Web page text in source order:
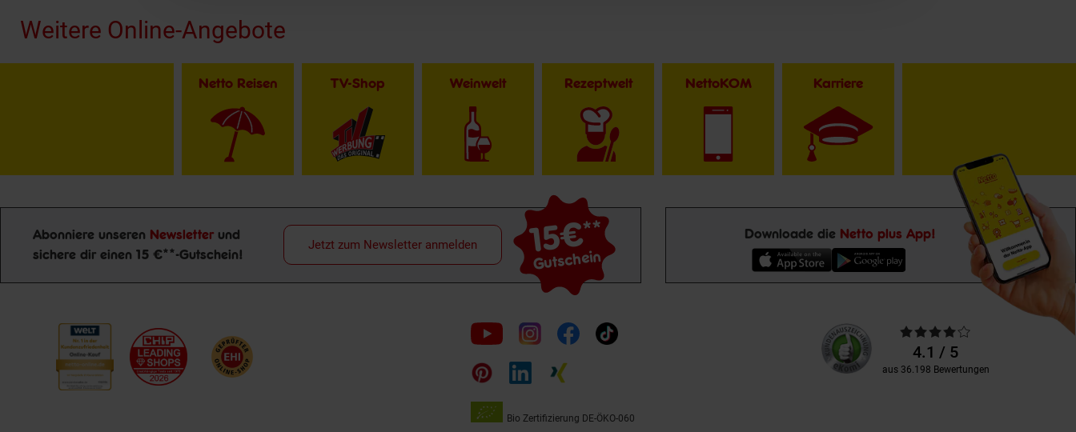
Weitere Online-Angebote
Netto Reisen TV-Shop Weinwelt Rezeptwelt NettoKOM Karriere
Newsletter Anmeldung
Abonniere unseren Newsletter und
sichere dir einen 15 €**-Gutschein!
15€**
Gutschein
Jetzt zum Newsletter anmelden
Downloade die Netto plus App!
Folge
uns
auf
Bio Zertifizierung DE-ÖKO-060
Unsere
Kundenbewertungen
Durchschnittliche
Bewertungen4.1 / 5
aus 36.198 Bewertungen